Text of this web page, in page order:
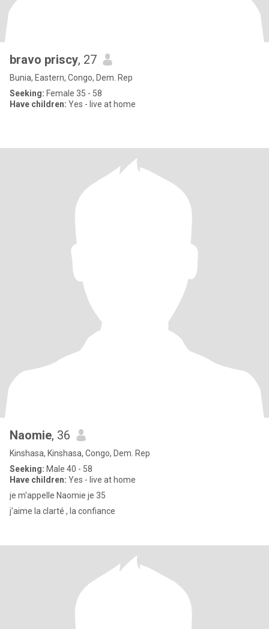
bravo priscy, 27
Bunia, Eastern, Congo, Dem. Rep
Seeking: Female 35 - 58
Have children: Yes - live at home
Naomie, 36
Kinshasa, Kinshasa, Congo, Dem. Rep
Seeking: Male 40 - 58
Have children: Yes - live at home
je m'appelle Naomie je 35
j'aime la clarté , la confiance